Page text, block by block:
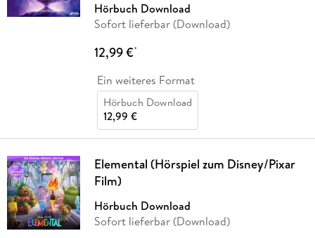
Hörbuch Download
Sofort lieferbar (Download)
12,99 €*
Ein weiteres Format
Hörbuch Download
12,99 €
Elemental (Hörspiel zum Disney/Pixar
Film)
Hörbuch Download
Sofort lieferbar (Download)